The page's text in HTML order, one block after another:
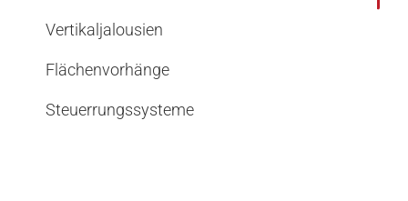
Vertikaljalousien
Flächenvorhänge
Steuerrungssysteme